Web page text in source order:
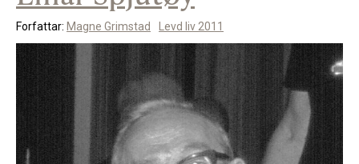
Forfattar: Magne Grimstad Levd liv 2011